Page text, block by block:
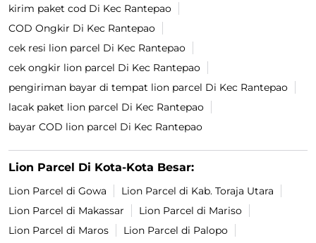
kirim paket cod Di Kec Rantepao
COD Ongkir Di Kec Rantepao
cek resi lion parcel Di Kec Rantepao
cek ongkir lion parcel Di Kec Rantepao
pengiriman bayar di tempat lion parcel Di Kec Rantepao
lacak paket lion parcel Di Kec Rantepao
bayar COD lion parcel Di Kec Rantepao
Lion Parcel Di Kota-Kota Besar:
Lion Parcel di Gowa
Lion Parcel di Kab. Toraja Utara
Lion Parcel di Makassar
Lion Parcel di Mariso
Lion Parcel di Maros
Lion Parcel di Palopo